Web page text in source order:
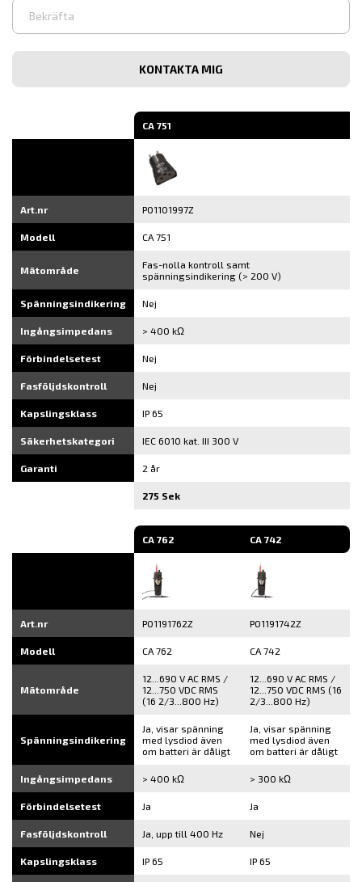
Ange
e-
Bekräfta
post
CA 751
Art.nr P01101997Z
Modell CA 751
Mätområde
Fas-nolla kontroll samt
spänningsindikering (> 200 V)
Spänningsindikering Nej
Ingångsimpedans > 400 kΩ
Förbindelsetest Nej
Fasföljdskontroll Nej
Kapslingsklass IP 65
Säkerhetskategori IEC 6010 kat. III 300 V
Garanti 2 år
275 Sek
CA 762 CA 742
Art.nr P01191762Z P01191742Z
Modell CA 762 CA 742
Mätområde
12...690 V AC RMS /
12...750 VDC RMS
(16 2/3...800 Hz)
12...690 V AC RMS /
12...750 VDC RMS (16
2/3...800 Hz)
Spänningsindikering
Ja, visar spänning
med lysdiod även
om batteri är dåligt
Ja, visar spänning
med lysdiod även
om batteri är dåligt
Ingångsimpedans > 400 kΩ > 300 kΩ
Förbindelsetest Ja Ja
Fasföljdskontroll Ja, upp till 400 Hz Nej
Kapslingsklass IP 65 IP 65